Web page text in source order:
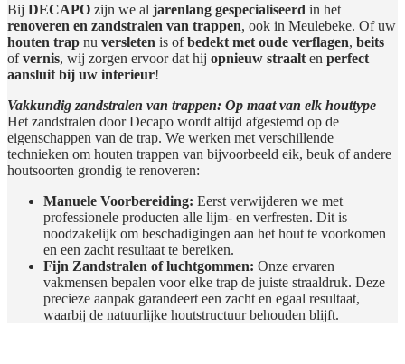
Bij DECAPO zijn we al jarenlang gespecialiseerd in het
renoveren en zandstralen van trappen, ook in Meulebeke. Of uw
houten trap nu versleten is ofbedekt met oude verflagen, beits
ofvernis, wij zorgen ervoor dat hij opnieuw straalt en perfect
aansluit bij uw interieur!
Vakkundig zandstralen van trappen: Op maat van elk houttype
Het zandstralen door Decapo wordt altijd afgestemd op de
eigenschappen van de trap. We werken met verschillende
technieken om houten trappen van bijvoorbeeld eik, beuk of andere
houtsoorten grondig te renoveren:
Manuele Voorbereiding: Eerst verwijderen we met
professionele producten alle lijm- en verfresten. Dit is
noodzakelijk om beschadigingen aan het hout te voorkomen
en een zacht resultaat te bereiken.
Fijn Zandstralen of luchtgommen: Onze ervaren
vakmensen bepalen voor elke trap de juiste straaldruk. Deze
precieze aanpak garandeert een zacht en egaal resultaat,
waarbij de natuurlijke houtstructuur behouden blijft.